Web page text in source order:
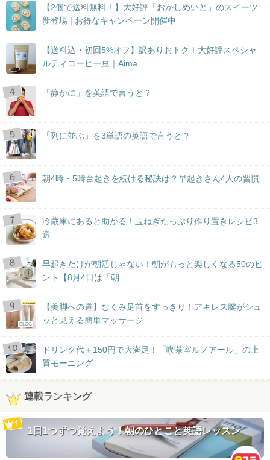
【2個で送料無料！】大好評「おかしめいと」のスイーツ
新登場 | お得なキャンペーン開催中
【送料込・初回5%オフ】訳ありおトク！大好評スペシャ
ルティコーヒー豆｜Aima
「静かに」を英語で言うと？
「列に並ぶ」を3単語の英語で言うと？
朝4時・5時台起きを続ける秘訣は？早起きさん4人の習慣
冷蔵庫にあると助かる！玉ねぎたっぷり作り置きレシピ3
選
早起きだけが朝活じゃない！朝がもっと楽しくなる50のヒ
ント【8月4日は「朝...
BLOG
【美脚への道】むくみ足首をすっきり！アキレス腱がシュ
ッと見える簡単マッサージ
ドリンク代＋150円で大満足！「喫茶室ルノアール」の上
質モーニング
連載ランキング
1日1つずつ覚えよう！朝のひとこと英語レッスン